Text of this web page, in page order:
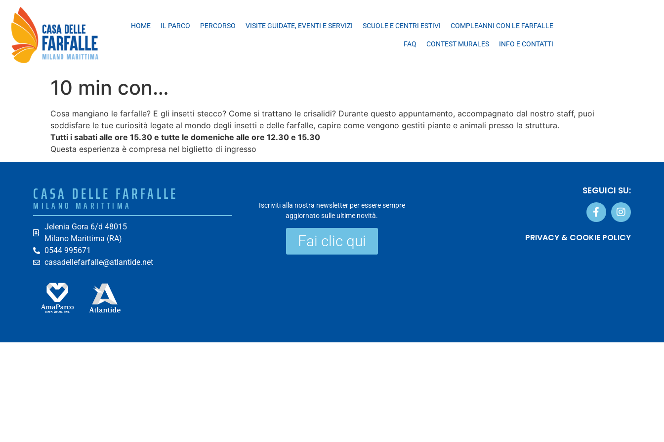
HOME IL PARCO PERCORSO VISITE GUIDATE, EVENTI E SERVIZI SCUOLE E CENTRI ESTIVI COMPLEANNI CON LE FARFALLE
FAQ CONTEST MURALES INFO E CONTATTI
10 min con…
Cosa mangiano le farfalle? E gli insetti stecco? Come si trattano le crisalidi? Durante questo appuntamento, accompagnato dal nostro staff, puoi
soddisfare le tue curiosità legate al mondo degli insetti e delle farfalle, capire come vengono gestiti piante e animali presso la struttura.
Tutti i sabati alle ore 15.30 e tutte le domeniche alle ore 12.30 e 15.30
Questa esperienza è compresa nel biglietto di ingresso
CASA DELLE FARFALLE
MILANO MARITTIMA
Jelenia Gora 6/d 48015
Milano Marittima (RA)
0544 995671
casadellefarfalle@atlantide.net
Iscriviti alla nostra newsletter per essere sempre
aggiornato sulle ultime novità.
Fai clic qui
SEGUICI SU:
PRIVACY & COOKIE POLICY